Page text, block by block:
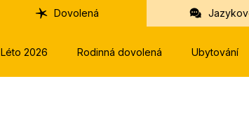
Dovolená
Léto 2026 Rodinná dovolená Ubytování